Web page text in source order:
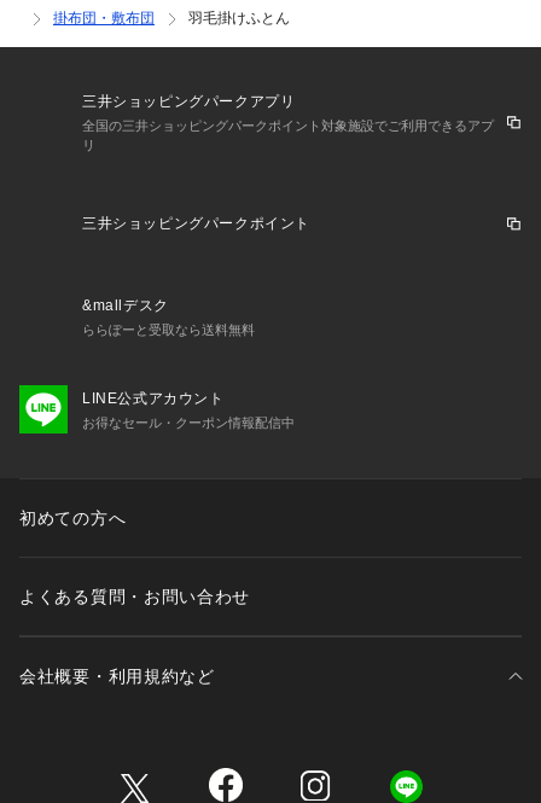
掛布団・敷布団
羽毛掛けふとん
三井ショッピングパークアプリ
全国の三井ショッピングパークポイント対象施設でご利用できるアプ
リ
三井ショッピングパークポイント
&mallデスク
ららぽーと受取なら送料無料
LINE公式アカウント
お得なセール・クーポン情報配信中
初めての方へ
よくある質問・お問い合わせ
会社概要・利用規約など